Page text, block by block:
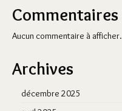
Aucun commentaire à afficher.
Archives
décembre 2025